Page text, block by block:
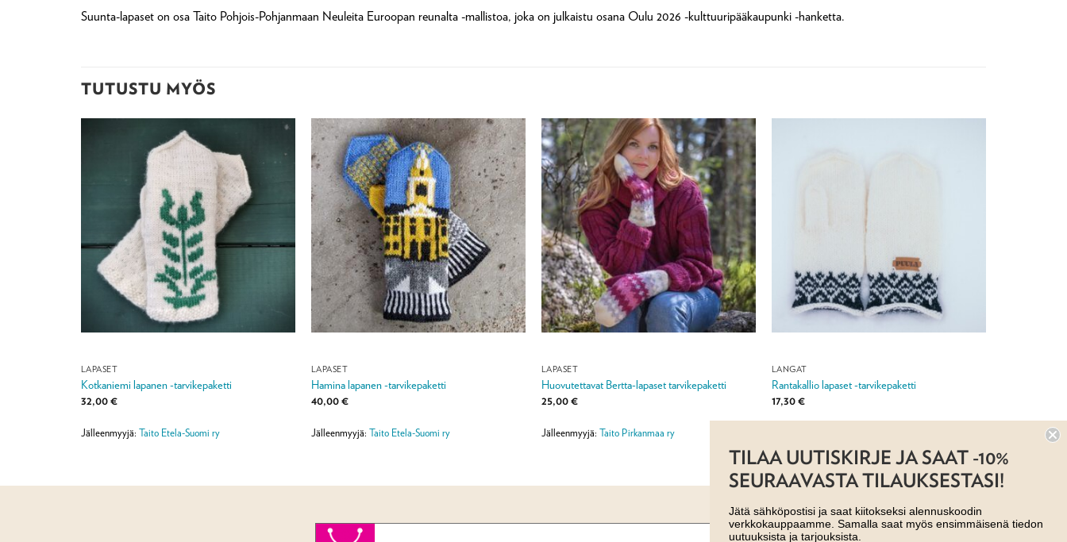
Suunta-lapaset on osa Taito Pohjois-Pohjanmaan Neuleita Euroopan reunalta -mallistoa, joka on julkaistu osana Oulu 2026 -kulttuuripääkaupunki -hanketta.
TUTUSTU MYÖS
LAPASET
Kotkaniemi lapanen -tarvikepaketti
32,00€
Jälleenmyyjä: Taito Etela-Suomi ry
LAPASET
Hamina lapanen -tarvikepaketti
40,00€
Jälleenmyyjä: Taito Etela-Suomi ry
LAPASET
Huovutettavat Bertta-lapaset tarvikepaketti
25,00€
Jälleenmyyjä: Taito Pirkanmaa ry
LANGAT
Rantakallio lapaset -tarvikepaketti
17,30€
TILAA UUTISKIRJE JA SAAT -10%
SEURAAVASTA TILAUKSESTASI!
Jätä sähköpostisi ja saat kiitokseksi alennuskoodin
verkkokauppaamme. Samalla saat myös ensimmäisenä tiedon
uutuuksista ja tarjouksista.